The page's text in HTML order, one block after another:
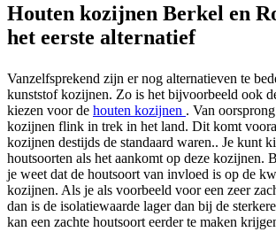
Houten kozijnen Berkel en
het eerste alternatief
Vanzelfsprekend zijn er nog alternatieven te
kunststof kozijnen. Zo is het bijvoorbeeld ook
kiezen voor de houten kozijnen . Van
kozijnen flink in trek in het land. Dit komt
kozijnen destijds de standaard waren.. Je kunt
houtsoorten als het aankomt op deze kozijnen.
je weet dat de houtsoort van invloed is op de
kozijnen. Als je als voorbeeld voor een zeer
dan is de isolatiewaarde lager dan bij de
kan een zachte houtsoort eerder te maken